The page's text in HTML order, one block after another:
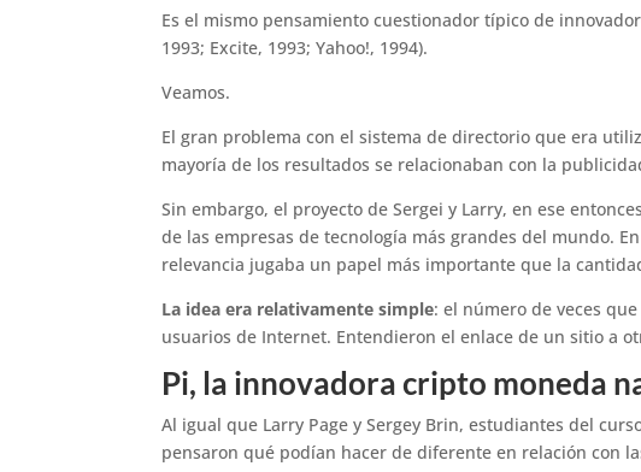
Es el mismo pensamiento cuestionador típico de
1993; Excite, 1993; Yahoo!, 1994).
Veamos.
El gran problema con el sistema de directorio que era
mayoría de los resultados se relacionaban con la
Sin embargo, el proyecto de Sergei y Larry, en ese
de las empresas de tecnología más grandes del mundo.
relevancia jugaba un papel más importante que la
La idea era relativamente simple: el número de veces
usuarios de Internet. Entendieron el enlace de un sitio a
Pi, la innovadora cripto moneda
Al igual que Larry Page y Sergey Brin, estudiantes del
pensaron qué podían hacer de diferente en relación con